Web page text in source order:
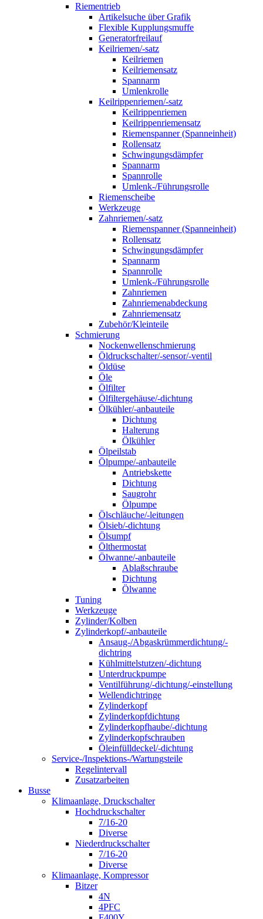
Riementrieb
Artikelsuche über Grafik
Flexible Kupplungsmuffe
Generatorfreilauf
Keilriemen/-satz
Keilriemen
Keilriemensatz
Spannarm
Umlenkrolle
Keilrippenriemen/-satz
Keilrippenriemen
Keilrippenriemensatz
Riemenspanner (Spanneinheit)
Rollensatz
Schwingungsdämpfer
Spannarm
Spannrolle
Umlenk-/Führungsrolle
Riemenscheibe
Werkzeuge
Zahnriemen/-satz
Riemenspanner (Spanneinheit)
Rollensatz
Schwingungsdämpfer
Spannarm
Spannrolle
Umlenk-/Führungsrolle
Zahnriemen
Zahnriemenabdeckung
Zahnriemensatz
Zubehör/Kleinteile
Schmierung
Nockenwellenschmierung
Öldruckschalter/-sensor/-ventil
Öldüse
Öle
Ölfilter
Ölfiltergehäuse/-dichtung
Ölkühler/-anbauteile
Dichtung
Halterung
Ölkühler
Ölpeilstab
Ölpumpe/-anbauteile
Antriebskette
Dichtung
Saugrohr
Ölpumpe
Ölschläuche/-leitungen
Ölsieb/-dichtung
Ölsumpf
Ölthermostat
Ölwanne/-anbauteile
Ablaßschraube
Dichtung
Ölwanne
Tuning
Werkzeuge
Zylinder/Kolben
Zylinderkopf/-anbauteile
Ansaug-/Abgaskrümmerdichtung/-
dichtring
Kühlmittelstutzen/-dichtung
Unterdruckpumpe
Ventilführung/-dichtung/-einstellung
Wellendichtringe
Zylinderkopf
Zylinderkopfdichtung
Zylinderkopfhaube/-dichtung
Zylinderkopfschrauben
Öleinfülldeckel/-dichtung
Service-/Inspektions-/Wartungsteile
Regelintervall
Zusatzarbeiten
Busse
Klimaanlage, Druckschalter
Hochdruckschalter
7/16-20
Diverse
Niederdruckschalter
7/16-20
Diverse
Klimaanlage, Kompressor
Bitzer
4N
4PFC